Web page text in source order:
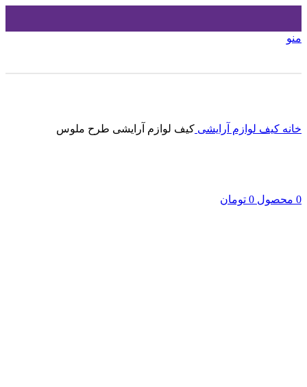
منو
0 محصول 0 تومان
خانه کیف لوازم آرایشی کیف لوازم آرایشی طرح ملوس